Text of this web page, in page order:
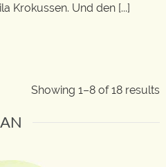
Krokussen. Und den [...]
Showing 1–8 of 18 results